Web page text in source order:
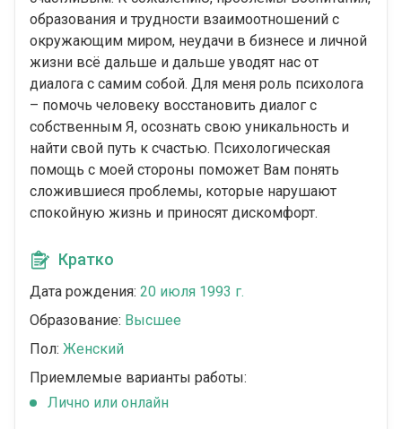
образования и трудности взаимоотношений с
окружающим миром, неудачи в бизнесе и личной
жизни всё дальше и дальше уводят нас от
диалога с самим собой. Для меня роль психолога
– помочь человеку восстановить диалог с
собственным Я, осознать свою уникальность и
найти свой путь к счастью. Психологическая
помощь с моей стороны поможет Вам понять
сложившиеся проблемы, которые нарушают
спокойную жизнь и приносят дискомфорт.
Кратко
Дата рождения: 20 июля 1993 г.
Образование: Высшее
Пол: Женский
Приемлемые варианты работы:
Лично или онлайн